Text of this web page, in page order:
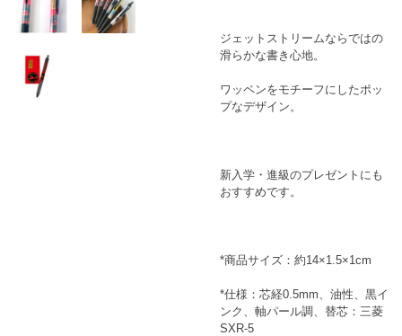
ジェットストリームならではの
滑らかな書き心地。
ワッペンをモチーフにしたポッ
プなデザイン。
新入学・進級のプレゼントにも
おすすめです。
*商品サイズ：約14×1.5×1cm
*仕様：芯経0.5mm、油性、黒イ
ンク、軸パール調、替芯：三菱
SXR-5